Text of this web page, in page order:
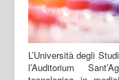
L’Università degli
l’Auditorium